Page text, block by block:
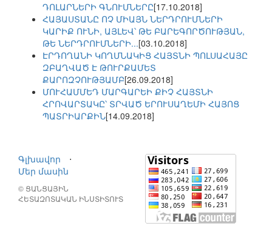
ԴՈԼԱՐՆԵՐԻ ԳՆՈՒՄՆԵՐԸ[17.10.2018]
ՀԱՅԱՍՏԱՆԸ ՈՉ ՄԻԱՅՆ ՆԵՐԴՐՈՒՄՆԵՐԻ
ԿԱՐԻՔ ՈՒՆԻ, ԱՅԼԵՎ՝ ԹԵ ԲԱՐԵԳՈՐԾՈՒԹՅԱՆ,
ԹԵ ՆԵՐԴՐՈՒՄՆԵՐԻ...[03.10.2018]
ԷՐԴՈՂԱՆԻ ԿՈՂՄՆԱԿԻՑ ՀԱՅՏՆԻ ՊՈԼՍԱՀԱՅԸ
ԶԲԱՂՎԱԾ Է ԹՈՒՐՔԱՄԵՏ
ՔԱՐՈԶՉՈՒԹՅԱՄԲ[26.09.2018]
ՄՈՒՀԱՄՄԵԴ ՄԱՐԳԱՐԵԻ ՔԻՉ ՀԱՅՏՆԻ
ՀՐՈՎԱՐՏԱԿԸ՝ ՏՐՎԱԾ ԵՐՈՒՍԱՂԵՄԻ ՀԱՅՈՑ
ՊԱՏՐԻԱՐՔԻՆ[14.09.2018]
Գլխավոր
⋅
Մեր մասին
© ՑԱՆՑԱՅԻՆ
ՀԵՏԱԶՈՏԱԿԱՆ ԻՆՍՏԻՏՈՒՏ